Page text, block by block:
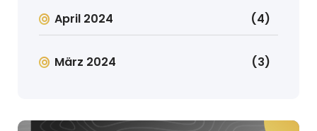
April 2024 (4)
März 2024 (3)